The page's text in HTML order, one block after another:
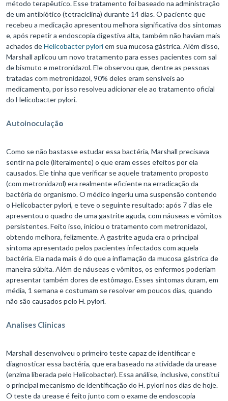
método terapêutico. Esse tratamento foi baseado na administração
de um antibiótico (tetraciclina) durante 14 dias. O paciente que
recebeu a medicação apresentou melhora significativa dos sintomas
e, após repetir a endoscopia digestiva alta, também não haviam mais
achados deHelicobacter pyloriem sua mucosa gástrica. Além disso,
Marshall aplicou um novo tratamento para esses pacientes com sal
de bismuto e metronidazol. Ele observou que, dentre as pessoas
tratadas com metronidazol, 90% deles eram sensíveis ao
medicamento, por isso resolveu adicionar ele ao tratamento oficial
do Helicobacter pylori.
Autoinoculação
Como se não bastasse estudar essa bactéria, Marshall precisava
sentir na pele (literalmente) o que eram esses efeitos por ela
causados. Ele tinha que verificar se aquele tratamento proposto
(com metronidazol) era realmente eficiente na erradicação da
bactéria do organismo. O médico ingeriu uma suspensão contendo
o Helicobacter pylori, e teve o seguinte resultado: após 7 dias ele
apresentou o quadro de uma gastrite aguda, com náuseas e vômitos
persistentes. Feito isso, iniciou o tratamento com metronidazol,
obtendo melhora, felizmente. A gastrite aguda era o principal
sintoma apresentado pelos pacientes infectados com aquela
bactéria. Ela nada mais é do que a inflamação da mucosa gástrica de
maneira súbita. Além de náuseas e vômitos, os enfermos poderiam
apresentar também dores de estômago. Esses sintomas duram, em
média, 1 semana e costumam se resolver em poucos dias, quando
não são causados pelo H. pylori.
Analises Clinicas
Marshall desenvolveu o primeiro teste capaz de identificar e
diagnosticar essa bactéria, que era baseado na atividade da urease
(enzima liberada pelo Helicobacter). Essa análise, inclusive, constitui
o principal mecanismo de identificação do H. pylori nos dias de hoje.
O teste da urease é feito junto com o exame de endoscopia